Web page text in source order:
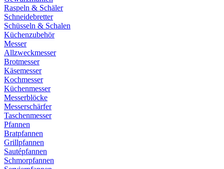
Raspeln & Schäler
Schneidebretter
Schüsseln & Schalen
Küchenzubehör
Messer
Allzweckmesser
Brotmesser
Käsemesser
Kochmesser
Küchenmesser
Messerblöcke
Messerschärfer
Taschenmesser
Pfannen
Bratpfannen
Grillpfannen
Sautépfannen
Schmorpfannen